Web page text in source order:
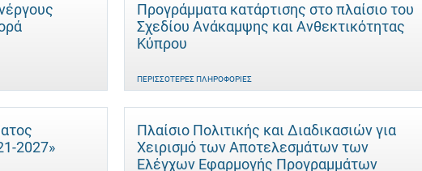
Προγράμματα κατάρτισης στο πλαίσιο του
Σχεδίου Ανάκαμψης και Ανθεκτικότητας
Κύπρου
ΠΕΡΙΣΣΌΤΕΡΕΣ ΠΛΗΡΟΦΟΡΊΕΣ
2027»
Πλαίσιο Πολιτικής και Διαδικασιών για
Χειρισμό των Αποτελεσμάτων των
Ελέγχων Εφαρμογής Προγραμμάτων